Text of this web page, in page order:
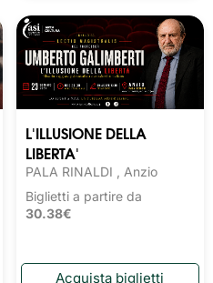
L'ILLUSIONE DELLA
LIBERTA'
PALA RINALDI , Anzio
Biglietti a partire da
30.38€